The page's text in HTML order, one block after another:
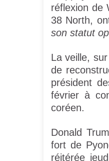
réflexion de
38 North,
son statut
La veille,
de
président
février à
coréen.
Donald
fort de
réitérée